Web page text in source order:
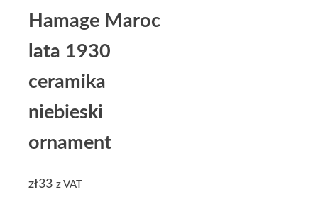
Hamage Maroc
lata 1930
ceramika
niebieski
ornament
zł33 z VAT